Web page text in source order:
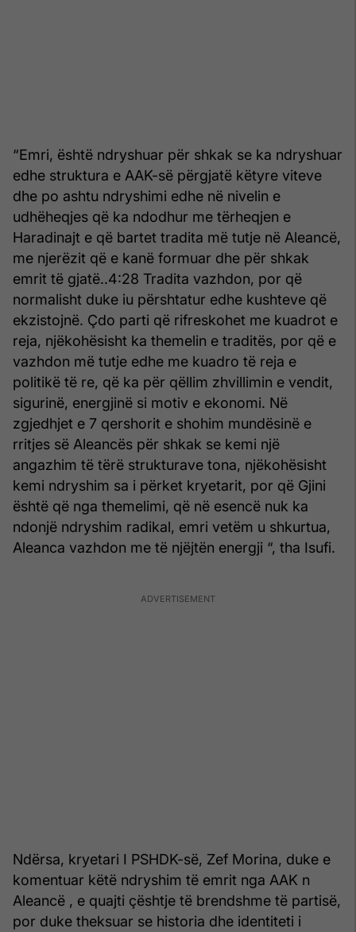
“Emri, është ndryshuar për shkak se ka ndryshuar
edhe struktura e AAK-së përgjatë këtyre viteve
dhe po ashtu ndryshimi edhe në nivelin e
udhëheqjes që ka ndodhur me tërheqjen e
Haradinajt e që bartet tradita më tutje në Aleancë,
me njerëzit që e kanë formuar dhe për shkak
emrit të gjatë..4:28 Tradita vazhdon, por që
normalisht duke iu përshtatur edhe kushteve që
ekzistojnë. Çdo parti që rifreskohet me kuadrot e
reja, njëkohësisht ka themelin e traditës, por që e
vazhdon më tutje edhe me kuadro të reja e
politikë të re, që ka për qëllim zhvillimin e vendit,
sigurinë, energjinë si motiv e ekonomi. Në
zgjedhjet e 7 qershorit e shohim mundësinë e
rritjes së Aleancës për shkak se kemi një
angazhim të tërë strukturave tona, njëkohësisht
kemi ndryshim sa i përket kryetarit, por që Gjini
është që nga themelimi, që në esencë nuk ka
ndonjë ndryshim radikal, emri vetëm u shkurtua,
Aleanca vazhdon me të njëjtën energji “, tha Isufi.
Ndërsa, kryetari I PSHDK-së, Zef Morina, duke e
komentuar këtë ndryshim të emrit nga AAK n
Aleancë , e quajti çështje të brendshme të partisë,
por duke theksuar se historia dhe identiteti i